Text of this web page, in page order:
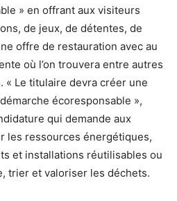
» en offrant aux visiteurs
de jeux, de détentes, de
offre de restauration avec au
où l’on trouvera entre autres
« Le titulaire devra créer une
écoresponsable »,
qui demande aux
les ressources énergétiques,
et installations réutilisables ou
trier et valoriser les déchets.